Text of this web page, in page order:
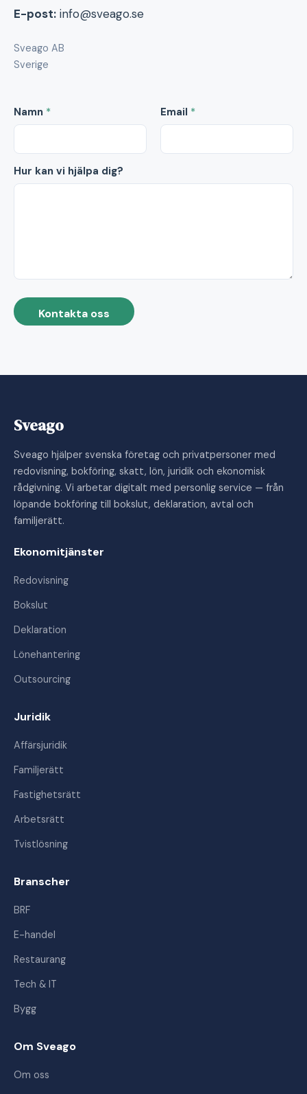
E-post: info@sveago.se
Sveago AB
Sverige
Namn * Email *
Hur kan vi hjälpa dig?
Kontakta oss
Sveago
Sveago hjälper svenska företag och privatpersoner med
redovisning, bokföring, skatt, lön, juridik och ekonomisk
rådgivning. Vi arbetar digitalt med personlig service — från
löpande bokföring till bokslut, deklaration, avtal och
familjerätt.
Ekonomitjänster
Redovisning
Bokslut
Deklaration
Lönehantering
Outsourcing
Juridik
Affärsjuridik
Familjerätt
Fastighetsrätt
Arbetsrätt
Tvistlösning
Branscher
BRF
E-handel
Restaurang
Tech & IT
Bygg
Om Sveago
Om oss